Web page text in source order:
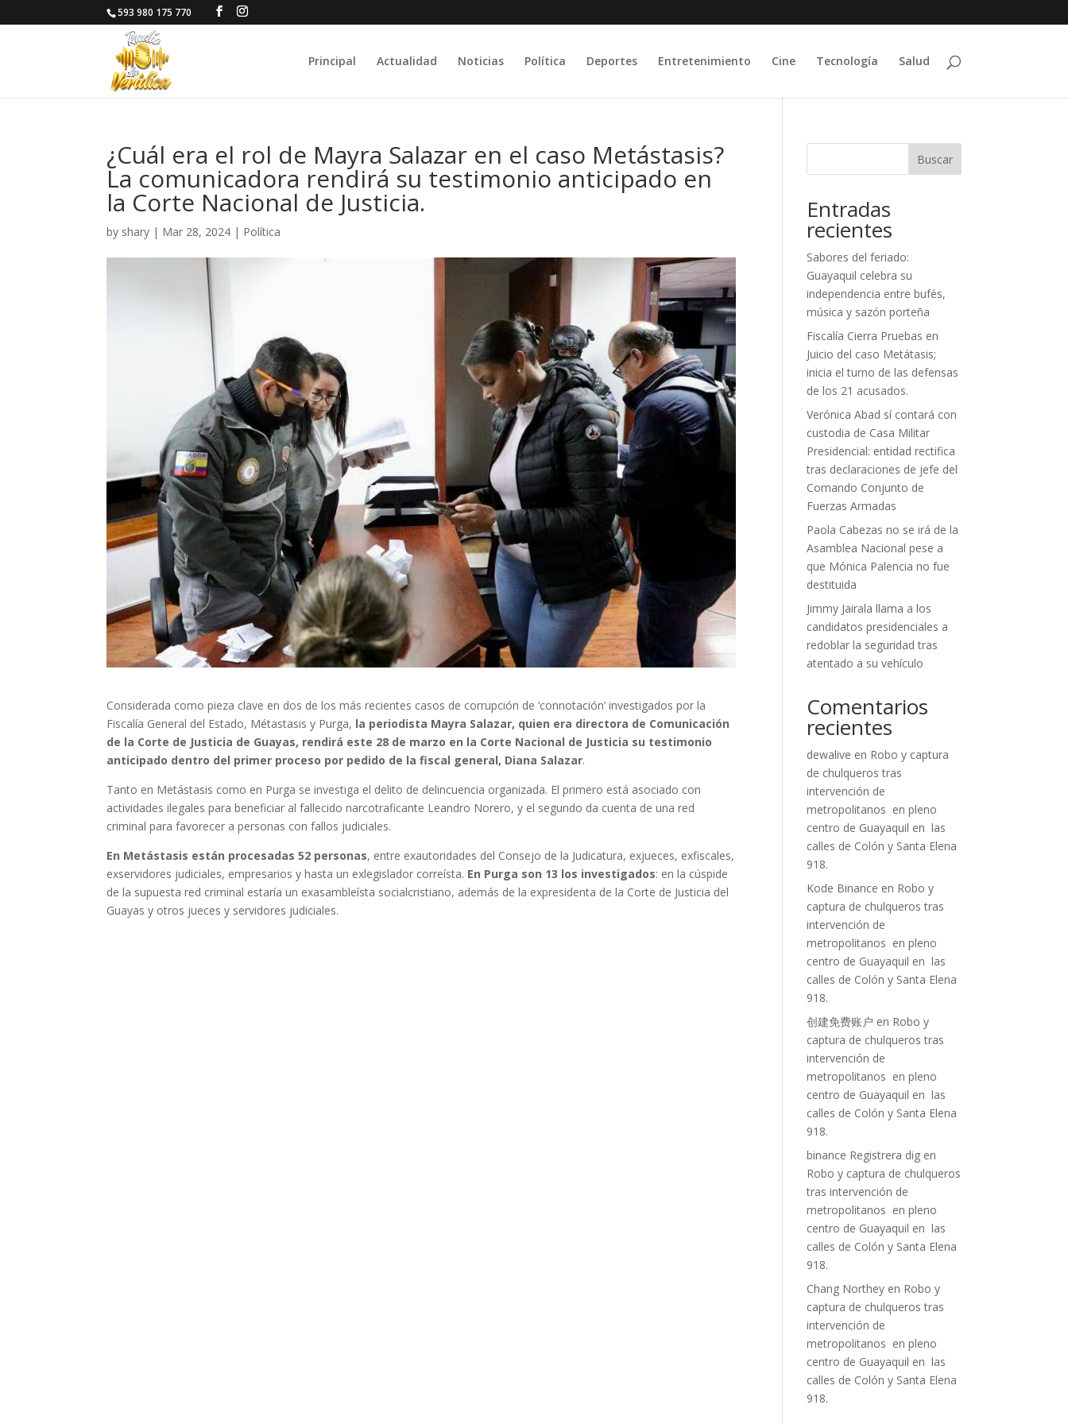
593 980 175 770
Principal Actualidad Noticias Política Deportes Entretenimiento Cine Tecnología Salud
¿Cuál era el rol de Mayra Salazar en el caso Metástasis?
La comunicadora rendirá su testimonio anticipado en
la Corte Nacional de Justicia.
by shary | Mar 28, 2024 | Política
Considerada como pieza clave en dos de los más recientes casos de corrupción de ‘connotación’ investigados por la
Fiscalía General del Estado, Métastasis y Purga, la periodista Mayra Salazar, quien era directora de Comunicación
de la Corte de Justicia de Guayas, rendirá este 28 de marzo en la Corte Nacional de Justicia su testimonio
anticipado dentro del primer proceso por pedido de la fiscal general, Diana Salazar.
Tanto en Metástasis como en Purga se investiga el delito de delincuencia organizada. El primero está asociado con
actividades ilegales para beneficiar al fallecido narcotraficante Leandro Norero, y el segundo da cuenta de una red
criminal para favorecer a personas con fallos judiciales.
En Metástasis están procesadas 52 personas, entre exautoridades del Consejo de la Judicatura, exjueces, exfiscales,
exservidores judiciales, empresarios y hasta un exlegislador correísta. En Purga son 13 los investigados: en la cúspide
de la supuesta red criminal estaría un exasambleísta socialcristiano, además de la expresidenta de la Corte de Justicia del
Guayas y otros jueces y servidores judiciales.
Buscar
Entradas
recientes
Sabores del feriado:
Guayaquil celebra su
independencia entre bufés,
música y sazón porteña
Fiscalía Cierra Pruebas en
Juicio del caso Metátasis;
inicia el turno de las defensas
de los 21 acusados.
Verónica Abad sí contará con
custodia de Casa Militar
Presidencial: entidad rectifica
tras declaraciones de jefe del
Comando Conjunto de
Fuerzas Armadas
Paola Cabezas no se irá de la
Asamblea Nacional pese a
que Mónica Palencia no fue
destituida
Jimmy Jairala llama a los
candidatos presidenciales a
redoblar la seguridad tras
atentado a su vehículo
Comentarios
recientes
dewalive en Robo y captura
de chulqueros tras
intervención de
metropolitanos en pleno
centro de Guayaquil en las
calles de Colón y Santa Elena
918.
Kode Binance en Robo y
captura de chulqueros tras
intervención de
metropolitanos en pleno
centro de Guayaquil en las
calles de Colón y Santa Elena
918.
创建免费账户 en Robo y
captura de chulqueros tras
intervención de
metropolitanos en pleno
centro de Guayaquil en las
calles de Colón y Santa Elena
918.
binance Registrera dig en
Robo y captura de chulqueros
tras intervención de
metropolitanos en pleno
centro de Guayaquil en las
calles de Colón y Santa Elena
918.
Chang Northey en Robo y
captura de chulqueros tras
intervención de
metropolitanos en pleno
centro de Guayaquil en las
calles de Colón y Santa Elena
918.